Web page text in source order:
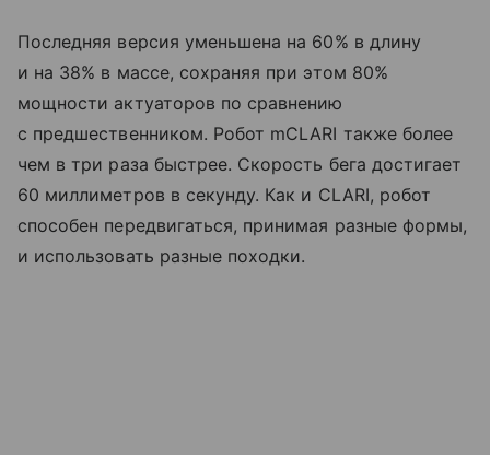
Последняя версия уменьшена на 60% в длину
и на 38% в массе, сохраняя при этом 80%
мощности актуаторов по сравнению
с предшественником. Робот mCLARI также более
чем в три раза быстрее. Скорость бега достигает
60 миллиметров в секунду. Как и CLARI, робот
способен передвигаться, принимая разные формы,
и использовать разные походки.